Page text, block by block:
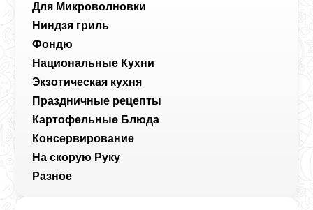
Для Микроволновки
Ниндзя гриль
Фондю
Национальные Кухни
Экзотическая кухня
Праздничные рецепты
Картофельные Блюда
Консервирование
На скорую Руку
Разное